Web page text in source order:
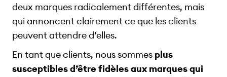
deux marques radicalement différentes, mais
qui annoncent clairement ce que les clients
peuvent attendre d’elles.
En tant que clients, nous sommes plus
susceptibles d’être fidèles aux marques qui